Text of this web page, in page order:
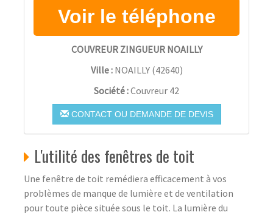
COUVREUR ZINGUEUR NOAILLY
Ville : NOAILLY(42640)
Société :Couvreur 42
CONTACT OU DEMANDE DE DEVIS
L'utilité des fenêtres de toit
Une fenêtre de toit remédiera efficacement à vos
problèmes de manque de lumière et de ventilation
pour toute pièce située sous le toit. La lumière du